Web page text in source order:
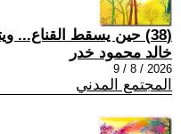
(38) حين يسقط القناع... ويتكلم الزمن
خالد محمود خدر
2026 / 8 / 9
المجتمع المدني